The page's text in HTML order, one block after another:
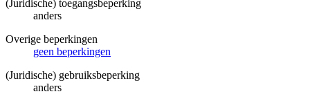
(Juridische) toegangsbeperking
anders
Overige beperkingen
geen beperkingen
(Juridische) gebruiksbeperking
anders